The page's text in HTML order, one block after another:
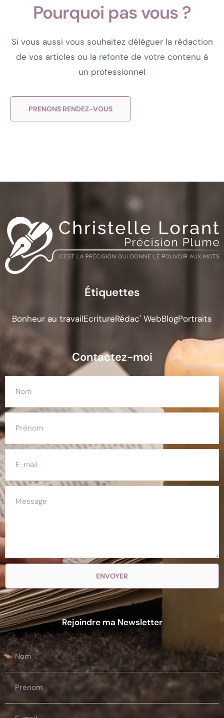
Pourquoi pas vous ?
Si vous aussi vous souhaitez déléguer la rédaction
de vos articles ou la refonte de votre contenu à
un professionnel
PRENONS RENDEZ-VOUS
Étiquettes
Bonheur au travailEcritureRédac' WebBlogPortraits
Contactez-moi
ENVOYER
Rejoindre ma Newsletter